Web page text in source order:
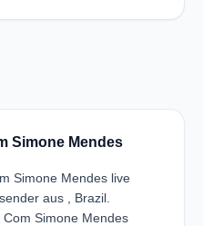
Simone Mendes
Simone Mendes live
aus , Brazil.
Simone Mendes